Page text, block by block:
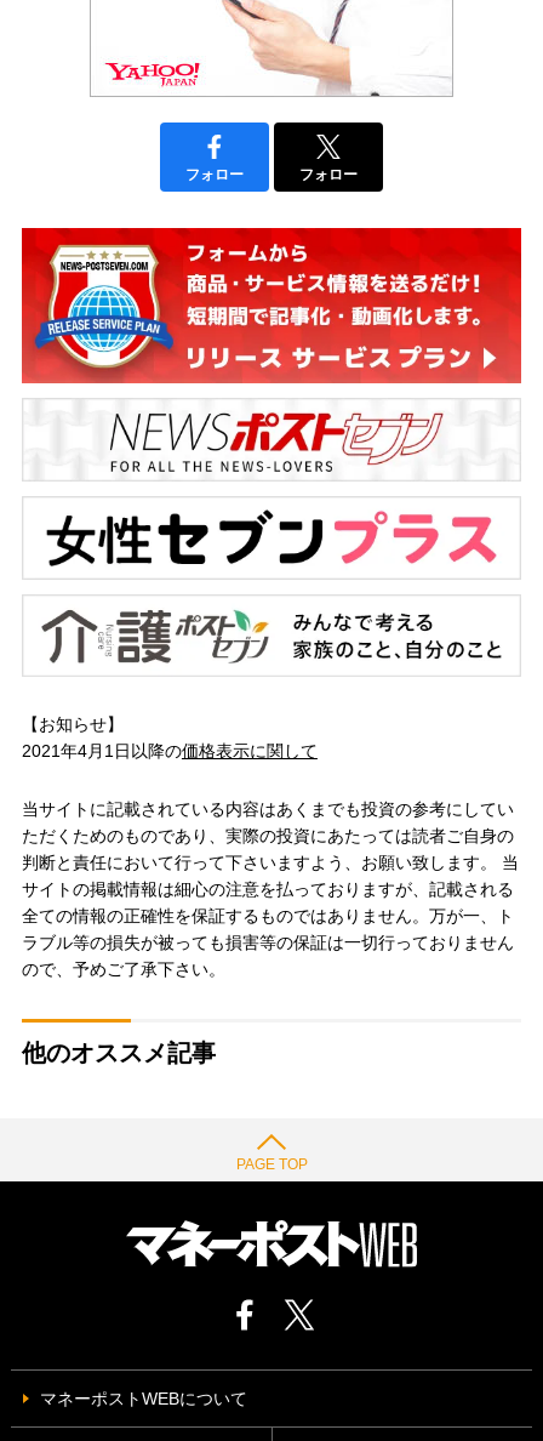
フォロー フォロー
【お知らせ】
2021年4月1日以降の価格表示に関して
当サイトに記載されている内容はあくまでも投資の参考にしてい
ただくためのものであり、実際の投資にあたっては読者ご自身の
判断と責任において行って下さいますよう、お願い致します。 当
サイトの掲載情報は細心の注意を払っておりますが、記載される
全ての情報の正確性を保証するものではありません。万が一、ト
ラブル等の損失が被っても損害等の保証は一切行っておりません
ので、予めご了承下さい。
他のオススメ記事
PAGE TOP
マネーポストWEBについて